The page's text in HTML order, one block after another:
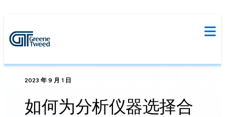
2023 年 9 月 1 日
如何为分析仪器选择合